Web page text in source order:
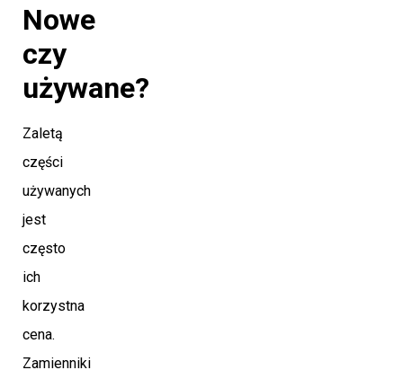
Nowe
czy
używane?
Zaletą
części
używanych
jest
często
ich
korzystna
cena.
Zamienniki